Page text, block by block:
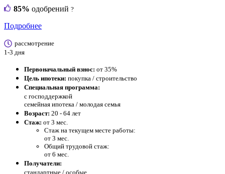
85% одобрений ?
Подробнее
рассмотрение
1-3 дня
Первоначальный взнос: от 35%
Цель ипотеки: покупка / строительство
Специальная программа:
с господдержкой
семейная ипотека / молодая семья
Возраст: 20 - 64 лет
Стаж: от 3 мес.
Стаж на текущем месте работы:
от 3 мес.
Общий трудовой стаж:
от 6 мес.
Получатели:
стандартные / особые